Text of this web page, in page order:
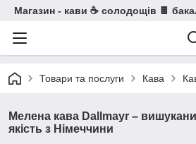
Магазин - кави ☕ солодощів 🍫
Товари та послуги Кава
Мелена кава Dallmayr –
якість з Німеччини